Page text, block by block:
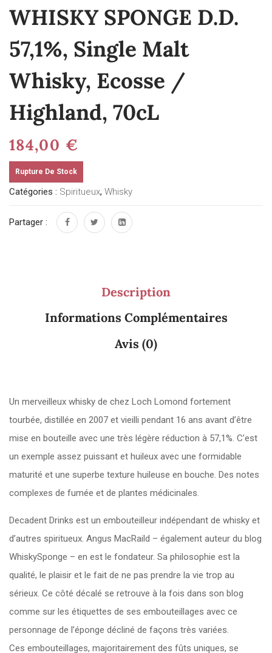
WHISKY SPONGE D.D.
57,1%, Single Malt
Whisky, Ecosse /
Highland, 70cL
184,00 €
Rupture De Stock
Catégories : Spiritueux, Whisky
Partager :
Description
Informations Complémentaires
Avis (0)
Un merveilleux whisky de chez Loch Lomond fortement
tourbée, distillée en 2007 et vieilli pendant 16 ans avant d’être
mise en bouteille avec une très légère réduction à 57,1%. C’est
un exemple assez puissant et huileux avec une formidable
maturité et une superbe texture huileuse en bouche. Des notes
complexes de fumée et de plantes médicinales.
Decadent Drinks est un embouteilleur indépendant de whisky et
d’autres spiritueux. Angus MacRaild – également auteur du blog
WhiskySponge – en est le fondateur. Sa philosophie est la
qualité, le plaisir et le fait de ne pas prendre la vie trop au
sérieux. Ce côté décalé se retrouve à la fois dans son blog
comme sur les étiquettes de ses embouteillages avec ce
personnage de l’éponge décliné de façons très variées.
Ces embouteillages, majoritairement des fûts uniques, se